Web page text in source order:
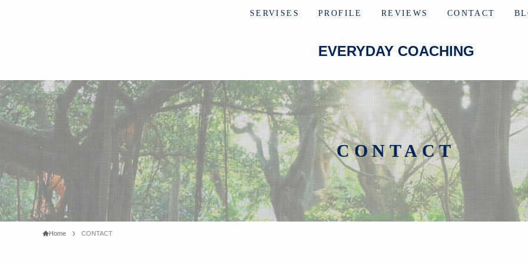
EVERYDAY COACHING
SERVISES PROFILE REVIEWS CONTACT
CONTACT
Home CONTACT